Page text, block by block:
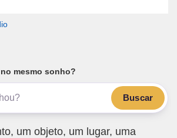
mesmo sonho?
Buscar
um objeto, um lugar, uma